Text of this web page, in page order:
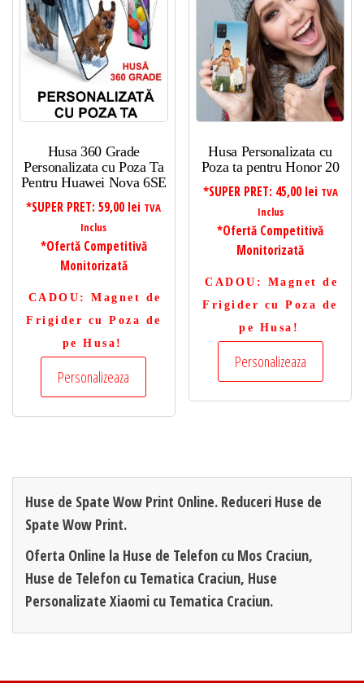
Husa 360 Grade
Personalizata cu Poza Ta
Pentru Huawei Nova 6SE
*SUPER PRET:59,00 lei TVA
Inclus
*Ofertă Competitivă
Monitorizată
CADOU : Magnet de
Frigider cu Poza de
pe Husa!
Personalizeaza
Husa Personalizata cu
Poza ta pentru Honor 20
*SUPER PRET: 45,00 lei TVA
Inclus
*Ofertă Competitivă
Monitorizată
CADOU : Magnet de
Frigider cu Poza de
pe Husa!
Personalizeaza
Huse de Spate Wow Print Online. Reduceri Huse de
Spate Wow Print.
Oferta Online la Huse de Telefon cu Mos Craciun,
Huse de Telefon cu Tematica Craciun, Huse
Personalizate Xiaomi cu Tematica Craciun.